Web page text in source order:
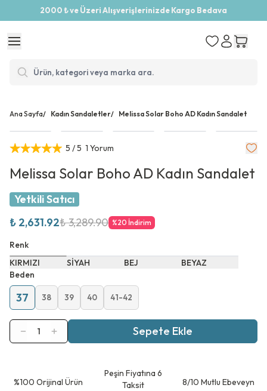
2000 ₺ ve Üzeri Alışverişlerinizde Kargo Bedava
Ana Sayfa/ Kadın Sandaletler/ Melissa Solar Boho AD Kadın Sandalet
5 / 5 1 Yorum
Melissa Solar Boho AD Kadın Sandalet
Yetkili Satıcı
₺ 2,631.92₺ 3,289.90 %20 İndirim
Renk
KIRMIZI
SİYAH BEJ
BEYAZ
Beden
37 38 39 40 41-42
1 Sepete Ekle
⁠%100 Orijinal Ürün
Peşin Fiyatına 6
Taksit
8/10 Mutlu Ebeveyn